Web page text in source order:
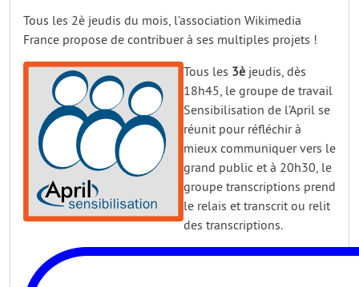
Tous les 2è jeudis du mois, l’association Wikimedia
France propose de contribuer à ses multiples projets !
Tous les 3è jeudis, dès
18h45, le groupe de travail
Sensibilisation de l’April se
réunit pour réfléchir à
mieux communiquer vers le
grand public et à 20h30, le
groupe transcriptions prend
le relais et transcrit ou relit
des transcriptions.